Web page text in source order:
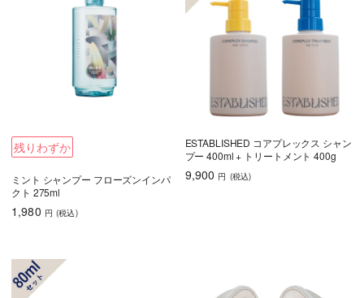
残りわずか
ミント シャンプー フローズンインパ
クト 275ml
1,980 円 (税込)
ESTABLISHED コアプレックス シャン
プー 400ml + トリートメント 400g
9,900 円 (税込)